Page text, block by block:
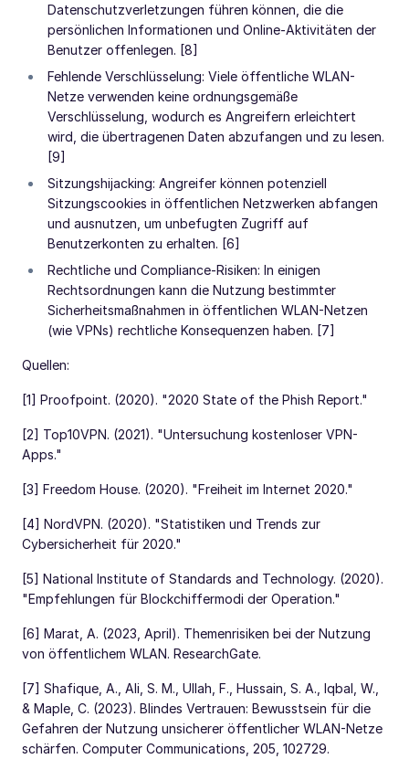
Datenschutzverletzungen führen können, die die
persönlichen Informationen und Online-Aktivitäten der
Benutzer offenlegen. [8]
Fehlende Verschlüsselung: Viele öffentliche WLAN-
Netze verwenden keine ordnungsgemäße
Verschlüsselung, wodurch es Angreifern erleichtert
wird, die übertragenen Daten abzufangen und zu lesen.
[9]
Sitzungshijacking: Angreifer können potenziell
Sitzungscookies in öffentlichen Netzwerken abfangen
und ausnutzen, um unbefugten Zugriff auf
Benutzerkonten zu erhalten. [6]
Rechtliche und Compliance-Risiken: In einigen
Rechtsordnungen kann die Nutzung bestimmter
Sicherheitsmaßnahmen in öffentlichen WLAN-Netzen
(wie VPNs) rechtliche Konsequenzen haben. [7]
Quellen:
[1] Proofpoint. (2020). "2020 State of the Phish Report."
[2] Top10VPN. (2021). "Untersuchung kostenloser VPN-
Apps."
[3] Freedom House. (2020). "Freiheit im Internet 2020."
[4] NordVPN. (2020). "Statistiken und Trends zur
Cybersicherheit für 2020."
[5] National Institute of Standards and Technology. (2020).
"Empfehlungen für Blockchiffermodi der Operation."
[6] Marat, A. (2023, April). Themenrisiken bei der Nutzung
von öffentlichem WLAN. ResearchGate.
[7] Shafique, A., Ali, S. M., Ullah, F., Hussain, S. A., Iqbal, W.,
& Maple, C. (2023). Blindes Vertrauen: Bewusstsein für die
Gefahren der Nutzung unsicherer öffentlicher WLAN-Netze
schärfen. Computer Communications, 205, 102729.